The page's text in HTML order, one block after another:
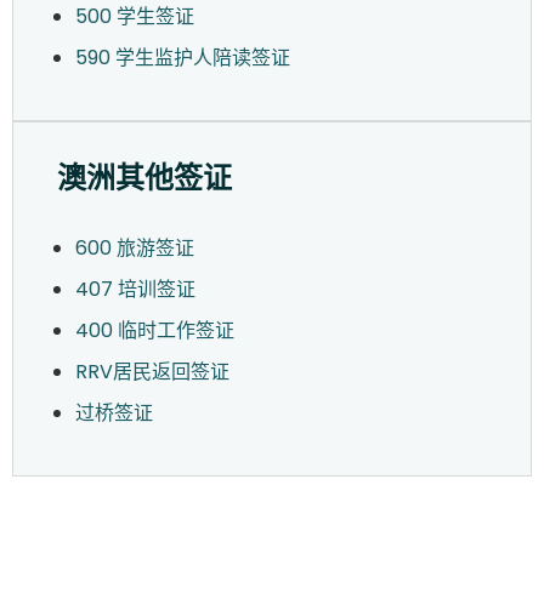
500 学生签证
590 学生监护人陪读签证
澳洲其他签证
600 旅游签证
407 培训签证
400 临时工作签证
RRV居民返回签证
过桥签证